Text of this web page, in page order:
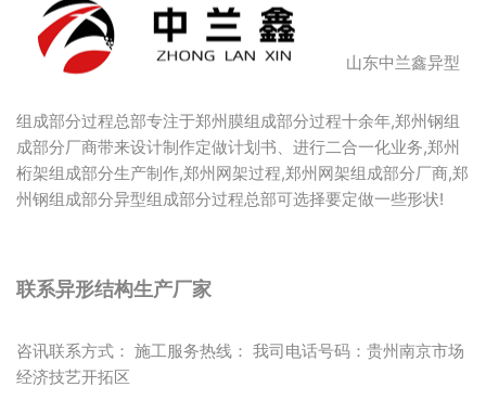
山东中兰鑫异型
组成部分过程总部专注于郑州膜组成部分过程十余年,郑州钢组
成部分厂商带来设计制作定做计划书、进行二合一化业务,郑州
桁架组成部分生产制作,郑州网架过程,郑州网架组成部分厂商,郑
州钢组成部分异型组成部分过程总部可选择要定做一些形状!
联系异形结构生产厂家
咨讯联系方式： 施工服务热线： 我司电话号码：贵州南京市场
经济技艺开拓区